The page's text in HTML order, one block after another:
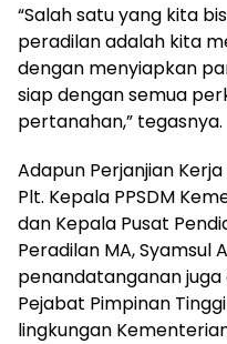
“Salah satu yang kita
peradilan adalah kita
dengan menyiapkan
siap dengan semua
pertanahan,” tegasnya.
Adapun Perjanjian
Plt. Kepala PPSDM
dan Kepala Pusat
Peradilan MA, Syamsul
penandatanganan juga
Pejabat Pimpinan
lingkungan